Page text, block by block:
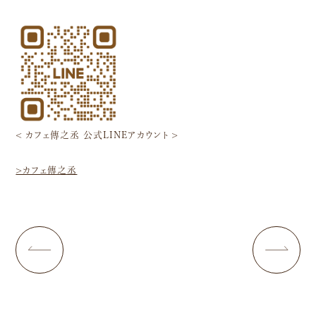
< カフェ傳之丞 公式LINEアカウント >
>カフェ傳之丞